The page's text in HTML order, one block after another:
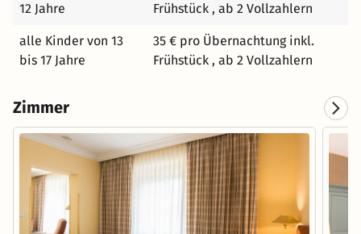
12 Jahre
Frühstück , ab 2 Vollzahlern
alle Kinder von 13
bis 17 Jahre
35 € pro Übernachtung inkl.
Frühstück , ab 2 Vollzahlern
Zimmer